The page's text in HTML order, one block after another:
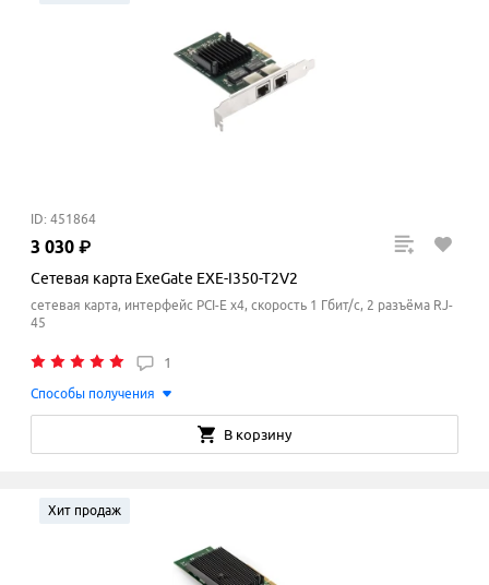
ID: 451864
3 030 ₽
Сетевая карта ExeGate EXE-I350-T2V2
сетевая карта, интерфейс PCI-E x4, скорость 1 Гбит/с, 2 разъёма RJ-
45
1
Способы получения
В корзину
Хит продаж